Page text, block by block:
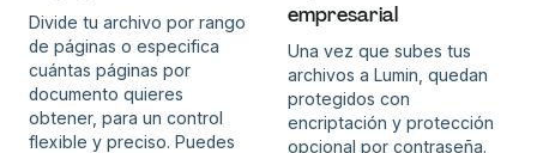
Divide tu archivo por rango
de páginas o especifica
cuántas páginas por
documento quieres
obtener, para un control
flexible y preciso. Puedes
empresarial
Una vez que subes tus
archivos a Lumin, quedan
protegidos con
encriptación y protección
opcional por contraseña.